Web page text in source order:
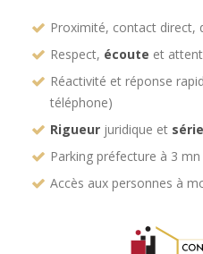
Proximité, contact direct,
Respect, écoute et
Réactivité et réponse
téléphone)
Rigueur juridique et
Parking préfecture à 3 mn
Accès aux personnes à